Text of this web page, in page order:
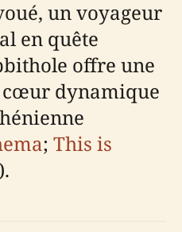
un voyageur
en quête
offre une
cœur dynamique
; This is